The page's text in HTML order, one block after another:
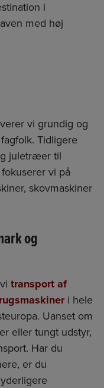
i
med høj
vi grundig og
Tidligere
juletræer til
vi på
skovmaskiner
og
transport af
i hele
Uanset om
eller tungt udstyr,
Har du
er du